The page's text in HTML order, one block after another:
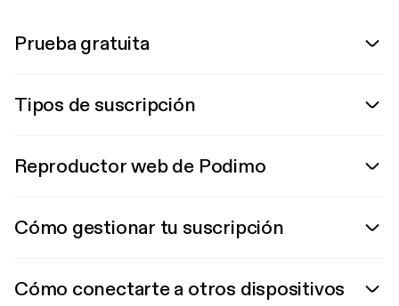
Prueba gratuita
Tipos de suscripción
Reproductor web de Podimo
Cómo gestionar tu suscripción
Cómo conectarte a otros dispositivos